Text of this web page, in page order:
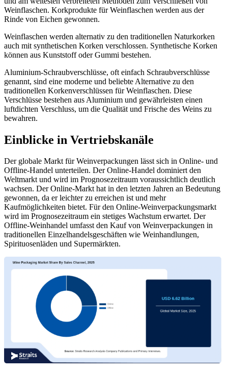
Weinflaschen. Korkprodukte für Weinflaschen werden aus der
Rinde von Eichen gewonnen.
Weinflaschen werden alternativ zu den traditionellen Naturkorken
auch mit synthetischen Korken verschlossen. Synthetische Korken
können aus Kunststoff oder Gummi bestehen.
Aluminium-Schraubverschlüsse, oft einfach Schraubverschlüsse
genannt, sind eine moderne und beliebte Alternative zu den
traditionellen Korkenverschlüssen für Weinflaschen. Diese
Verschlüsse bestehen aus Aluminium und gewährleisten einen
luftdichten Verschluss, um die Qualität und Frische des Weins zu
bewahren.
Einblicke in Vertriebskanäle
Der globale Markt für Weinverpackungen lässt sich in Online- und
Offline-Handel unterteilen. Der Online-Handel dominiert den
Weltmarkt und wird im Prognosezeitraum voraussichtlich deutlich
wachsen. Der Online-Markt hat in den letzten Jahren an Bedeutung
gewonnen, da er leichter zu erreichen ist und mehr
Kaufmöglichkeiten bietet. Für den Online-Weinverpackungsmarkt
wird im Prognosezeitraum ein stetiges Wachstum erwartet. Der
Offline-Weinhandel umfasst den Kauf von Weinverpackungen in
traditionellen Einzelhandelsgeschäften wie Weinhandlungen,
Spirituosenläden und Supermärkten.